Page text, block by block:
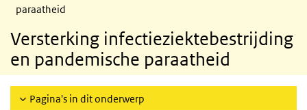
paraatheid
Versterking infectieziektebestrijding
en pandemische paraatheid
Pagina's in dit onderwerp